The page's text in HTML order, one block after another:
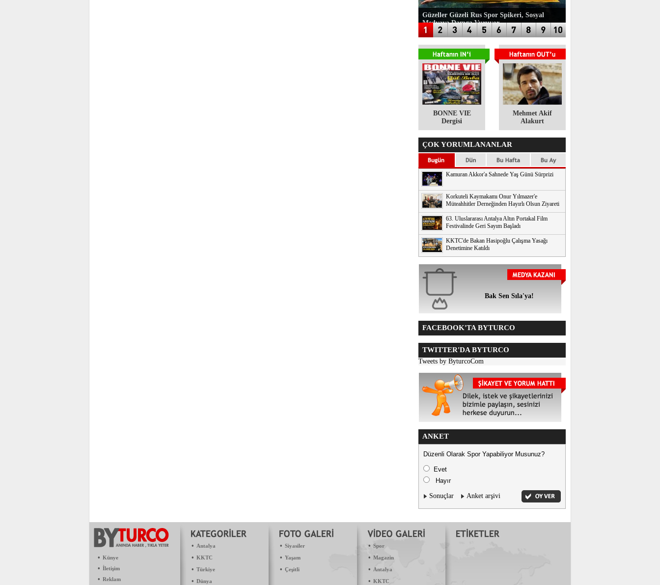
Güzeller Güzeli Rus Spor Spikeri, Sosyal
Medyaya Damga Vuruyor
BONNE VIE
Dergisi
​Mehmet Akif
Alakurt
ÇOK YORUMLANANLAR
Kamuran Akkor'a Sahnede Yaş Günü Sürprizi
Korkuteli Kaymakamı Onur Yılmazer'e
Müteahhitler Derneğinden Hayırlı Olsun Ziyareti
63. Uluslararası Antalya Altın Portakal Film
Festivalinde Geri Sayım Başladı
KKTC'de Bakan Hasipoğlu Çalışma Yasağı
Denetimine Katıldı
Bak Sen Sıla'ya!
FACEBOOK'TA BYTURCO
TWITTER'DA BYTURCO
Tweets by ByturcoCom
ANKET
Düzenli Olarak Spor Yapabiliyor Musunuz?
Evet
Hayır
Sonuçlar Anket arşivi
• Künye
• İletişim
• Reklam
• Antalya
• KKTC
• Türkiye
• Dünya
• Siyasiler
• Yaşam
• Çeşitli
• Spor
• Magazin
• Antalya
• KKTC